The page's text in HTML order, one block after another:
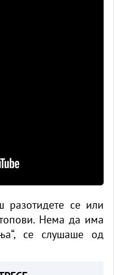
разотидете се или
Нема да има
се слушаше од